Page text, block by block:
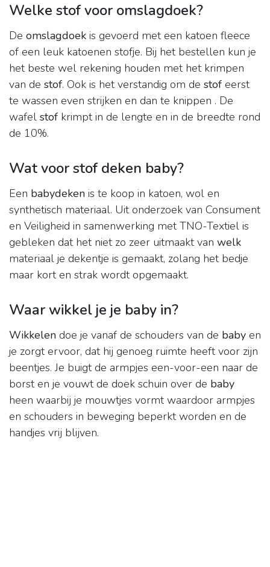
Welke stof voor omslagdoek?
De omslagdoek is gevoerd met een katoen fleece
of een leuk katoenen stofje. Bij het bestellen kun je
het beste wel rekening houden met het krimpen
van de stof. Ook is het verstandig om de stof eerst
te wassen even strijken en dan te knippen . De
wafel stof krimpt in de lengte en in de breedte rond
de 10%.
Wat voor stof deken baby?
Een babydeken is te koop in katoen, wol en
synthetisch materiaal. Uit onderzoek van Consument
en Veiligheid in samenwerking met TNO-Textiel is
gebleken dat het niet zo zeer uitmaakt van welk
materiaal je dekentje is gemaakt, zolang het bedje
maar kort en strak wordt opgemaakt.
Waar wikkel je je baby in?
Wikkelen doe je vanaf de schouders van de baby en
je zorgt ervoor, dat hij genoeg ruimte heeft voor zijn
beentjes. Je buigt de armpjes een-voor-een naar de
borst en je vouwt de doek schuin over de baby
heen waarbij je mouwtjes vormt waardoor armpjes
en schouders in beweging beperkt worden en de
handjes vrij blijven.